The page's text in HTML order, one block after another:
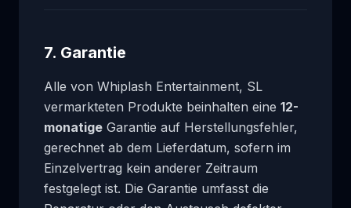
7. Garantie
Alle von Whiplash Entertainment, SL
vermarkteten Produkte beinhalten eine 12-
monatige Garantie auf Herstellungsfehler,
gerechnet ab dem Lieferdatum, sofern im
Einzelvertrag kein anderer Zeitraum
festgelegt ist. Die Garantie umfasst die